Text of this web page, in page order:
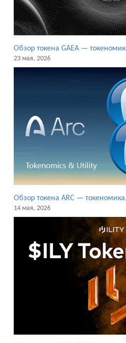
Обзор токена GAEA —
23 мая, 2026
Обзор токена ARC —
14 мая, 2026